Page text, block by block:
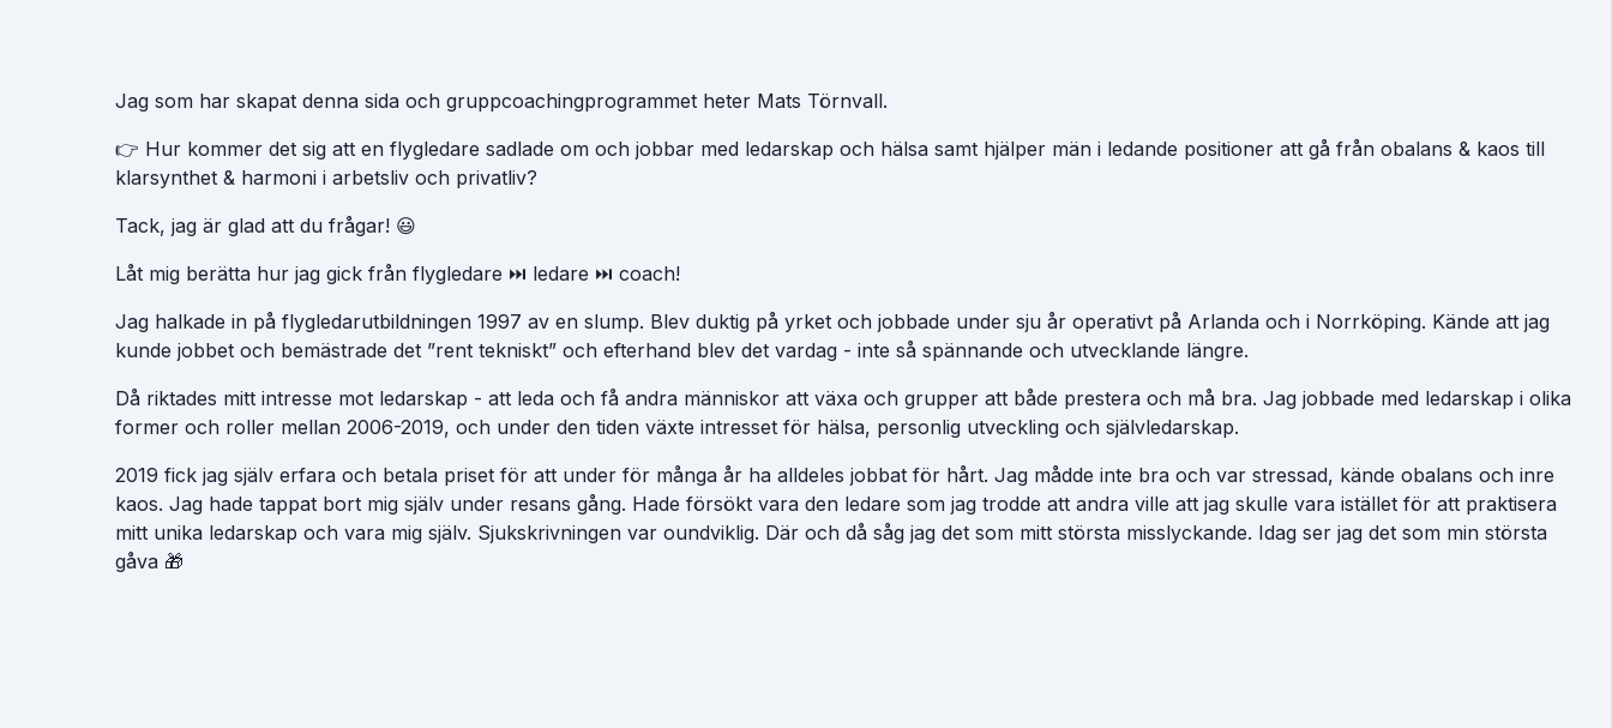
Jag som har skapat denna sida och gruppcoachingprogrammet heter Mats Törnvall.
👉 Hur kommer det sig att en flygledare sadlade om och jobbar med ledarskap och hälsa samt hjälper män i ledande positioner att gå från obalans & kaos till
klarsynthet & harmoni i arbetsliv och privatliv?
Tack, jag är glad att du frågar! 😃
Låt mig berätta hur jag gick från flygledare ⏭️ ledare ⏭️ coach!
Jag halkade in på flygledarutbildningen 1997 av en slump. Blev duktig på yrket och jobbade under sju år operativt på Arlanda och i Norrköping. Kände att jag
kunde jobbet och bemästrade det ”rent tekniskt” och efterhand blev det vardag - inte så spännande och utvecklande längre.
Då riktades mitt intresse mot ledarskap - att leda och få andra människor att växa och grupper att både prestera och må bra. Jag jobbade med ledarskap i olika
former och roller mellan 2006-2019, och under den tiden växte intresset för hälsa, personlig utveckling och självledarskap.
2019 fick jag själv erfara och betala priset för att under för många år ha alldeles jobbat för hårt. Jag mådde inte bra och var stressad, kände obalans och inre
kaos. Jag hade tappat bort mig själv under resans gång. Hade försökt vara den ledare som jag trodde att andra ville att jag skulle vara istället för att praktisera
mitt unika ledarskap och vara mig själv. Sjukskrivningen var oundviklig. Där och då såg jag det som mitt största misslyckande. Idag ser jag det som min största
gåva 🎁